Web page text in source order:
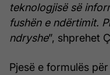
teknologjisë së
fushën e ndërtimit.
ndryshe”, shprehet
Pjesë e formulës